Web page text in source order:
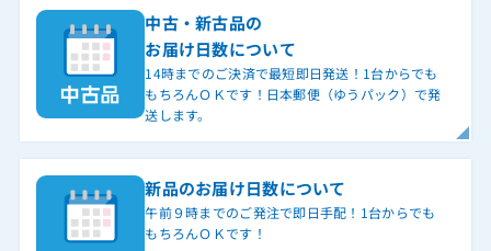
中古・新古品の
お届け日数について
14時までのご決済で最短即日発送！1台からでも
もちろんＯＫです！日本郵便（ゆうパック）で発
送します。
新品のお届け日数について
午前９時までのご発注で即日手配！1台からでも
もちろんＯＫです！